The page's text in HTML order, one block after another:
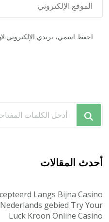
تبحث
ما؟
أحدث المقالات
Langs Bijna Casino
gebied Try Your
Luck Kroon Online Casino